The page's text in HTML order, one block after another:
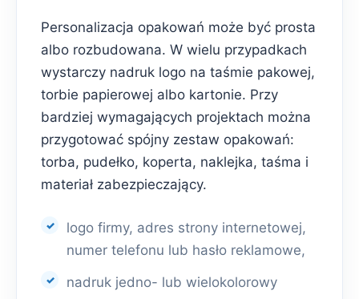
Personalizacja opakowań może być prosta
albo rozbudowana. W wielu przypadkach
wystarczy nadruk logo na taśmie pakowej,
torbie papierowej albo kartonie. Przy
bardziej wymagających projektach można
przygotować spójny zestaw opakowań:
torba, pudełko, koperta, naklejka, taśma i
materiał zabezpieczający.
logo firmy, adres strony internetowej,
numer telefonu lub hasło reklamowe,
nadruk jedno- lub wielokolorowy